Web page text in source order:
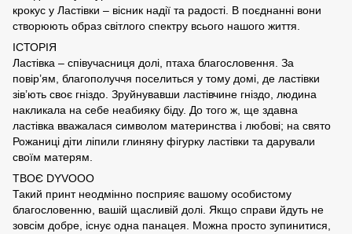
крокус у Ластівки – вісник надії та радості. В поєднанні вони
створюють образ світлого спектру всього нашого життя.
ІСТОРІЯ
Ластівка – співучасниця долі, птаха благословення. За
повір’ям, благополуччя поселиться у тому домі, де ластівки
зів’ють своє гніздо. Зруйнувавши ластівчине гніздо, людина
накликала на себе неабияку біду. До того ж, ще здавна
ластівка вважалася символом материнства і любові; на свято
Рожаниці діти ліпили глиняну фігурку ластівки та дарували
своїм матерям.
ТВОЄ DYVOOO
Такий принт неодмінно посприяє вашому особистому
благословенню, вашій щасливій долі. Якщо справи йдуть не
зовсім добре, існує одна панацея. Можна просто зупинитися,